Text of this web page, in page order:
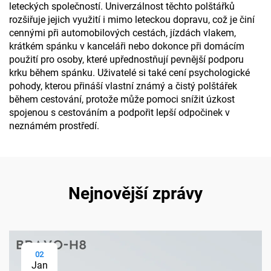
leteckých společností. Univerzálnost těchto polštářků
rozšiřuje jejich využití i mimo leteckou dopravu, což je činí
cennými při automobilových cestách, jízdách vlakem,
krátkém spánku v kanceláři nebo dokonce při domácím
použití pro osoby, které upřednostňují pevnější podporu
krku během spánku. Uživatelé si také cení psychologické
pohody, kterou přináší vlastní známý a čistý polštářek
během cestování, protože může pomoci snížit úzkost
spojenou s cestováním a podpořit lepší odpočinek v
neznámém prostředí.
Nejnovější zprávy
02
Jan